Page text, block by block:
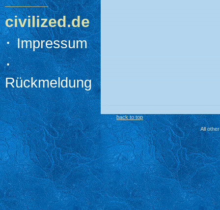
civilized.de
·Impressum
·
Rückmeldung
back to top
All